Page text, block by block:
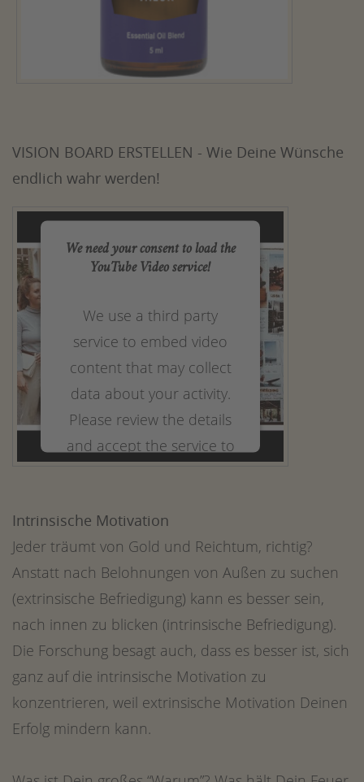
VISION BOARD ERSTELLEN - Wie Deine Wünsche
endlich wahr werden!
We need your consent to load the
YouTube Video service!
We use a third party
service to embed video
content that may collect
data about your activity.
Please review the details
and accept the service to
More Information
powered by Usercentrics Consent
Management Platform&
eRecht24
Intrinsische Motivation
Jeder träumt von Gold und Reichtum, richtig?
Anstatt nach Belohnungen von Außen zu suchen
(extrinsische Befriedigung) kann es besser sein,
nach innen zu blicken (intrinsische Befriedigung).
Die Forschung besagt auch, dass es besser ist, sich
ganz auf die intrinsische Motivation zu
konzentrieren, weil extrinsische Motivation Deinen
Erfolg mindern kann.